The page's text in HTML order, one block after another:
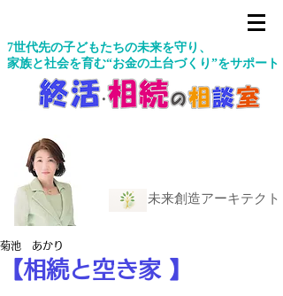
7世代先の子どもたちの未来を守り、
家族と社会を育む“お金の土台づくり”をサポート
未来創造アーキテクト
【相続と空き家 】
菊池 あかり